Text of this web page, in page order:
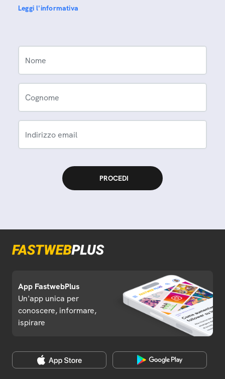
Leggi l'informativa
Nome
Cognome
Indirizzo email
App FastwebPlus
Un'app unica per
conoscere, informare,
ispirare